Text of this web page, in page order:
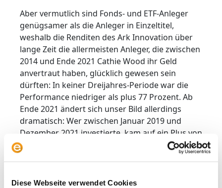
Diese Webseite verwendet Cookies
Aber vermutlich sind Fonds- und ETF-Anleger
genügsamer als die Anleger in Einzeltitel,
weshalb die Renditen des Ark Innovation über
lange Zeit die allermeisten Anleger, die zwischen
2014 und Ende 2021 Cathie Wood ihr Geld
anvertraut haben, glücklich gewesen sein
dürften: In keiner Dreijahres-Periode war die
Performance niedriger als plus 77 Prozent. Ab
Ende 2021 ändert sich unser Bild allerdings
dramatisch: Wer zwischen Januar 2019 und
Dezember 2021 investierte, kam auf ein Plus von
162 Prozent. Die nachfolgende Monatskohorte
kam zwischen Februar 2019 und Januar 2022 auf
abwärts, und wer zwischen Juli 2019 und Juni